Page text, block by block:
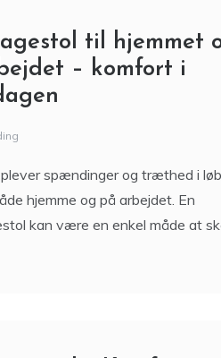
gør det lettere at slappe af
og kan hjælpe med at lindre